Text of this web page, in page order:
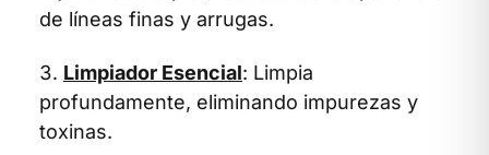
de líneas finas y arrugas.
Limpiador Esencial: Limpia
profundamente, eliminando impurezas y
toxinas.